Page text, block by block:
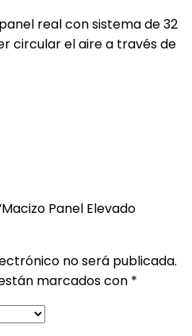
real con sistema de 32
circular el aire a través de
Panel Elevado
no será publicada.
marcados con *